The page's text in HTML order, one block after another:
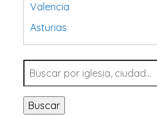
Valencia
Asturias
Tarragona
Navarra
Valladolid
Sevilla
Buscar